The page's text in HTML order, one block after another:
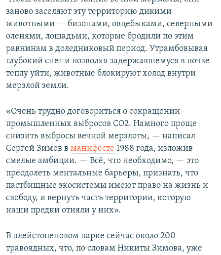
заново заселяют эту территорию дикими
животными — бизонами, овцебыками, северными
оленями, лошадьми, которые бродили по этим
равнинам в доледниковый период. Утрамбовывая
глубокий снег и позволяя задержавшемуся в почве
теплу уйти, животные блокируют холод внутри
мерзлой земли.
«Очень трудно договориться о сокращении
промышленных выбросов CO2. Намного проще
снизить выбросы вечной мерзлоты, — написал
Сергей Зимов в манифесте 1988 года, изложив
смелые амбиции. — Всё, что необходимо, — это
преодолеть ментальные барьеры, признать, что
пастбищные экосистемы имеют право на жизнь и
свободу, и вернуть часть территории, которую
наши предки отняли у них».
В плейстоценовом парке сейчас около 200
травоядных, что, по словам Никиты Зимова, уже